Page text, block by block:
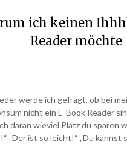
ich keinen
Reader möchte
23.
Dezember
2013
werde ich gefragt, ob bei
nicht ein E-Book Reader
daran wieviel Platz du sparen
„Der ist so leicht!“ „Du kannst